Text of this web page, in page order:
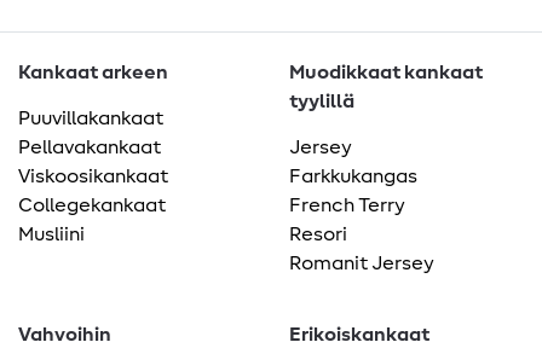
Kankaat arkeen
Puuvillakankaat
Pellavakankaat
Viskoosikankaat
Collegekankaat
Musliini
Muodikkaat kankaat
tyylillä
Jersey
Farkkukangas
French Terry
Resori
Romanit Jersey
Vahvoihin
Erikoiskankaat